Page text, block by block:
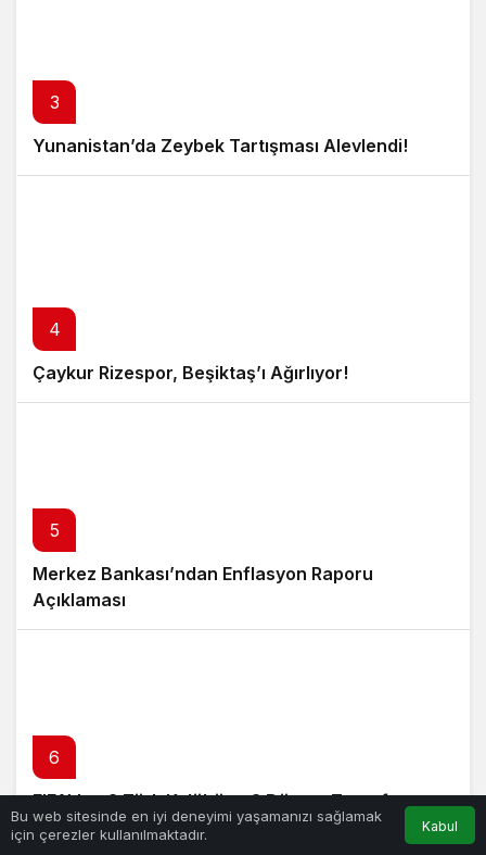
3
Yunanistan’da Zeybek Tartışması Alevlendi!
4
Çaykur Rizespor, Beşiktaş’ı Ağırlıyor!
5
Merkez Bankası’ndan Enflasyon Raporu
Açıklaması
6
FIFA’dan 3 Türk Kulübüne 3 Dönem Transfer
Yasağı!
Bu web sitesinde en iyi deneyimi yaşamanızı sağlamak
için çerezler kullanılmaktadır.
Kabul